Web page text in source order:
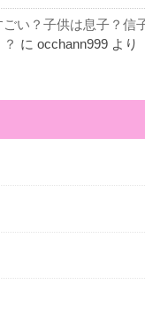
い？子供は息子？信
に occhann999 より